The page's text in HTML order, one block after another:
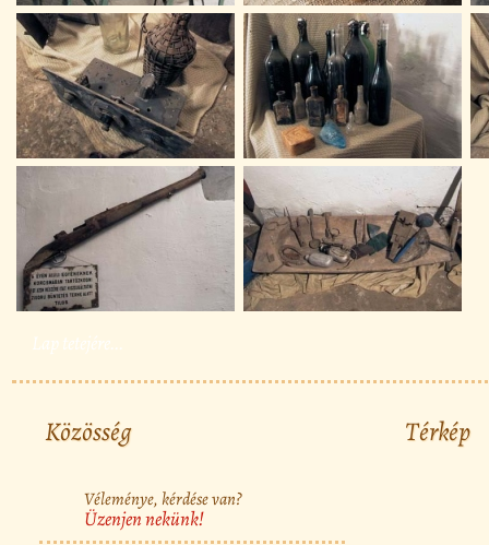
Lap tetejére...
Közösség
Véleménye, kérdése van?
Üzenjen nekünk!
Térkép